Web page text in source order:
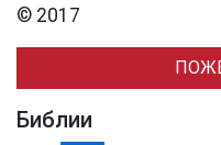
© 2017
Библии